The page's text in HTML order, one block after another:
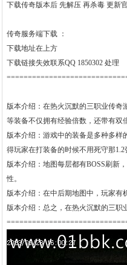
下载传奇版本后 先解压 再杀毒 更新
传奇服务端下载 ：
下载地址在上方
下载链接失效联系QQ 1850302 处理
版本介绍：在热火沉默的三职业传
等装备不仅拥有经验倍数，还带有
版本介绍：游戏中的装备是多种多
得玩家在打装备的时候不用死守那1.2
版本介绍：地图每层都有BOSS刷新
性。
版本介绍：在中后期地图中，玩家
版本介绍：总之，在热火沉默的三